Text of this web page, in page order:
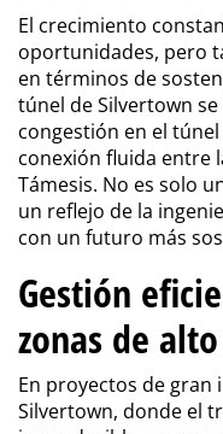
El crecimiento
oportunidades, pero
en términos de
túnel de Silvertown
congestión en el
conexión fluida entre
Támesis. No es solo
un reflejo de la
con un futuro más
Gestión
zonas de
En proyectos de
Silvertown, donde el